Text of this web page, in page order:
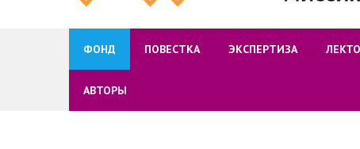
ФОНД ПОВЕСТКА ЭКСПЕРТИЗА
АВТОРЫ